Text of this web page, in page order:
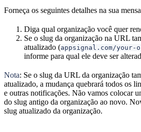
Forneça os seguintes detalhes na sua
Diga qual organização você quer
Se o slug da organização na URL
atualizado (appsignal.com/
informe para qual ele deve ser
Nota: Se o slug da URL da organização
atualizado, a mudança quebrará todos os
e outras notificações. Não vamos colocar
do slug antigo da organização ao novo.
slug atualizado da organização.